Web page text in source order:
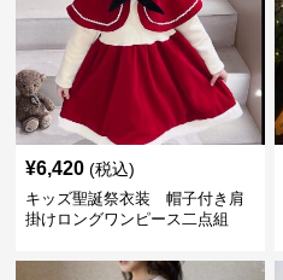
¥6,420 (税込)
キッズ聖誕祭衣装 帽子付き肩
掛けロングワンピース二点組